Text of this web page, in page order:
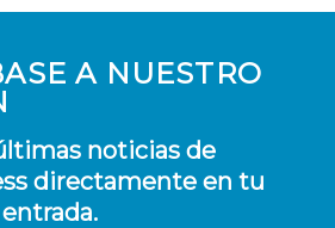
A NUESTRO
noticias de
directamente en tu